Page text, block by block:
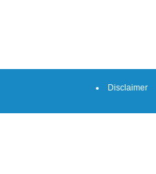
Disclaimer